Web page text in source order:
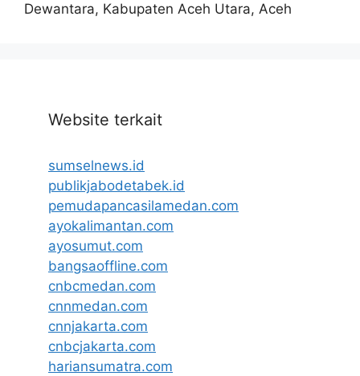
Dewantara, Kabupaten Aceh Utara, Aceh
Website terkait
sumselnews.id
publikjabodetabek.id
pemudapancasilamedan.com
ayokalimantan.com
ayosumut.com
bangsaoffline.com
cnbcmedan.com
cnnmedan.com
cnnjakarta.com
cnbcjakarta.com
hariansumatra.com